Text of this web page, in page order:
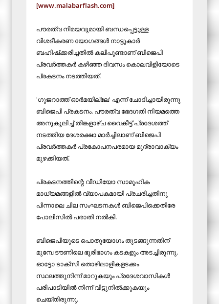
[www.malabarflash.com]
പൗരത്വ നിമയവുമായി ബന്ധപ്പെട്ടുള്ള
വിശദീകരണ യോഗങ്ങള്‍ നാട്ടുകാര്‍
ബഹിഷ്‌ക്കരിച്ചതില്‍ കലിപൂണ്ടാണ് ബിജെപി
പ്രവര്‍ത്തകര്‍ കഴിഞ്ഞ ദിവസം കൊലവിളിയോടെ
പ്രകടനം നടത്തിയത്.
'ഗുജറാത്ത് ഓര്‍മയില്ലേ' എന്ന് ചോദിച്ചായിരുന്നു
ബിജെപി പ്രകടനം. പൗരത്വ ഭേദഗതി നിയമത്തെ
അനുകൂലിച്ച് തിങ്കളാഴ്ച വൈകീട്ട് പ്രദേശത്ത്
നടത്തിയ ദേശരക്ഷാ മാര്‍ച്ചിലാണ് ബിജെപി
പ്രവര്‍ത്തകര്‍ പ്രകോപനപരമായ മുദ്രാവാക്യം
മുഴക്കിയത്.
പ്രകടനത്തിന്റെ വീഡിയോ സാമൂഹിക
മാധ്യമങ്ങളില്‍ വ്യാപകമായി പ്രചരിച്ചതിനു
പിന്നാലെ ചില സംഘടനകള്‍ ബിജെപിക്കെതിരേ
പോലിസില്‍ പരാതി നല്‍കി.
ബിജെപിയുടെ പൊതുയോഗം തുടങ്ങുന്നതിന്
മുമ്പേ ടൗണിലെ ഭൂരിഭാഗം കടകളും അടച്ചിരുന്നു.
ഓട്ടോ ടാക്‌സി തൊഴിലാളികളടക്കം
സ്ഥലത്തുനിന്ന് മാറുകയും പ്രദേശവാസികള്‍
പരിപാടിയില്‍ നിന്ന് വിട്ടുനില്‍ക്കുകയും
ചെയ്തിരുന്നു.